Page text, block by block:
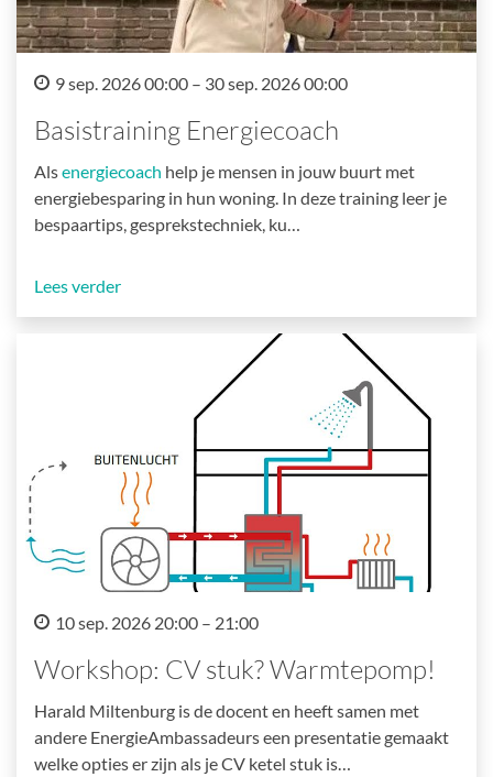
9 sep. 2026 00:00 – 30 sep. 2026 00:00
Basistraining Energiecoach
Alsenergiecoach help je mensen in jouw buurt met
energiebesparing in hun woning. In deze training leer je
bespaartips, gesprekstechniek, ku…
Lees verder
10 sep. 2026 20:00 – 21:00
Workshop: CV stuk? Warmtepomp!
Harald Miltenburg is de docent en heeft samen met
andere EnergieAmbassadeurs een presentatie gemaakt
welke opties er zijn als je CV ketel stuk is…